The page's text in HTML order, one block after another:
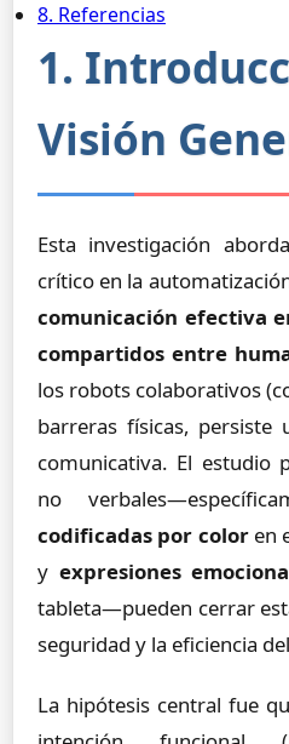
8. Referencias
1.
Visión
Esta investigación
crítico en la
comunicación efectiva
compartidos entre
los robots colaborativos
barreras físicas, persiste
comunicativa. El estudio
no
codificadas por coloren
y expresiones
tableta—pueden cerrar
seguridad y la eficiencia
La hipótesis central fue